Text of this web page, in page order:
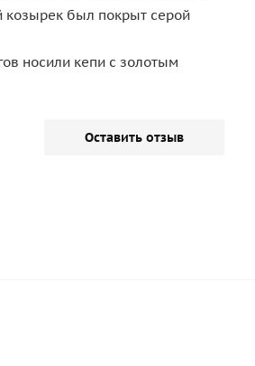
козырек был покрыт серой
носили кепи с золотым
Оставить отзыв